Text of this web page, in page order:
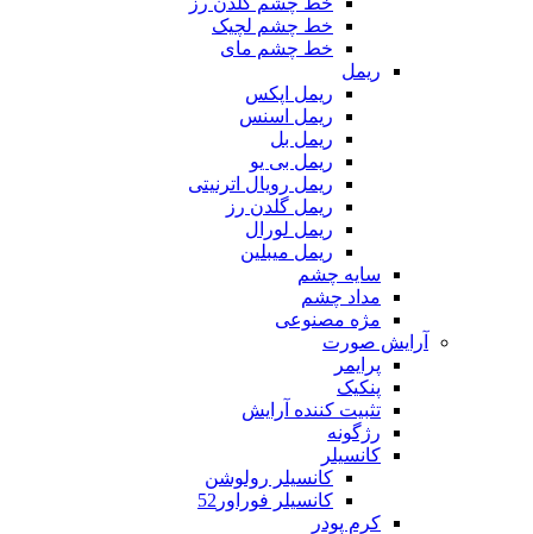
خط چشم لچیک
خط چشم مای
ریمل
ریمل اپکس
ریمل اسنس
ریمل بل
ریمل بی یو
ریمل رویال اترنیتی
ریمل گلدن رز
ریمل لورال
ریمل میبلین
سایه چشم
مداد چشم
مژه مصنوعی
آرایش صورت
پرایمر
پنکیک
تثبیت کننده آرایش
رژگونه
کانسیلر
کانسیلر رولوشن
کانسیلر فوراور52
کرم پودر